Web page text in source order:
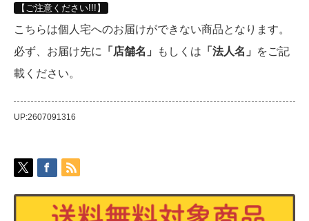
【ご注意ください!!!】
こちらは個人宅へのお届けができない商品となります。
必ず、お届け先に
「店舗名」 もしくは 「法人名」
をご記
載ください。
UP:2607091316